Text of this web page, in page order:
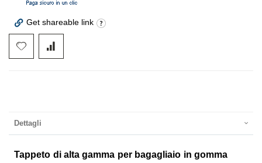
Get shareable link
Dettagli
Tappeto di alta gamma per bagagliaio in gomma